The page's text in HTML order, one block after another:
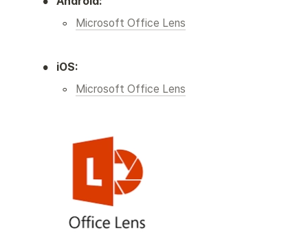
◦ Microsoft Office Lens
• iOS:
◦ Microsoft Office Lens